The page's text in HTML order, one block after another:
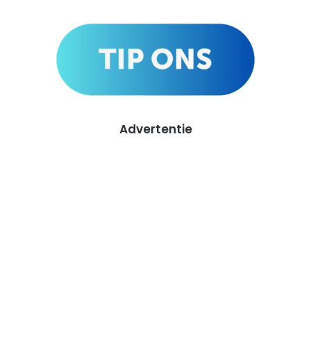
Advertentie